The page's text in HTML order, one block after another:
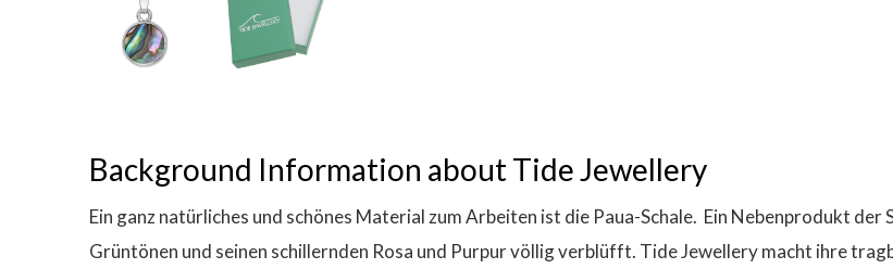
Background Information about Tide Jewellery
Ein ganz natürliches und schönes Material zum Arbeiten ist die Paua-Schale. Ein Nebenprodukt der
Grüntönen und seinen schillernden Rosa und Purpur völlig verblüfft. Tide Jewellery macht ihre